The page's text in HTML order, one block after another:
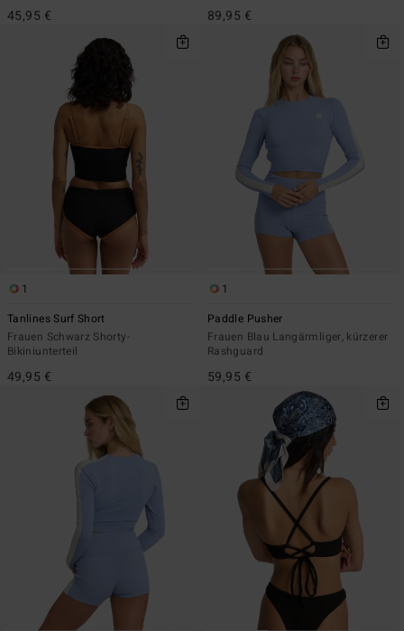
45,95 € 89,95 €
1
Tanlines Surf Short
Frauen Schwarz Shorty-
Bikiniunterteil
49,95 €
1
Paddle Pusher
Frauen Blau Langärmliger, kürzerer
Rashguard
59,95 €